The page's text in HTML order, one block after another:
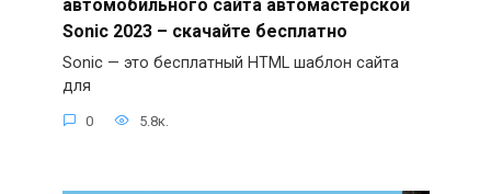
автомобильного сайта автомастерской
Sonic 2023 – скачайте бесплатно
Sonic — это бесплатный HTML шаблон сайта
для
0 5.8к.